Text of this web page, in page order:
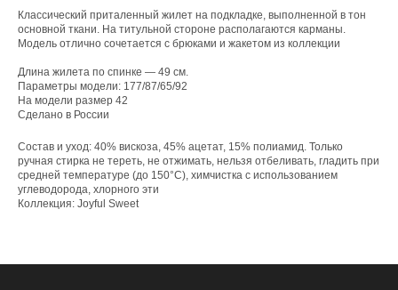
Классический приталенный жилет на подкладке, выполненной в тон
основной ткани. На титульной стороне располагаются карманы.
Модель отлично сочетается с брюками и жакетом из коллекции
Длина жилета по спинке — 49 см.
Параметры модели: 177/87/65/92
На модели размер 42
Сделано в России
Состав и уход: 40% вискоза, 45% ацетат, 15% полиамид. Только
ручная стирка не тереть, не отжимать, нельзя отбеливать, гладить при
средней температуре (до 150°C), химчистка с использованием
углеводорода, хлорного эти
Коллекция: Joyful Sweet
Доставка/оплата
Контакты
ПОКУПАТЕЛЯМ
ОРГАНИЗАЦИЯ
ООО «САРТОРИЯ»
ИНН 77 300 279 904
Служба поддержки
Договор оферты